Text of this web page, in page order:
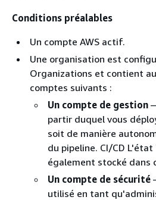
Conditions préalables
Un compte AWS actif.
Une organisation est
Organizations et contient
comptes suivants :
Un compte de gestion
partir duquel vous
soit de manière
du pipeline. CI/CD
également stocké dans
Un compte de sécurité
utilisé en tant